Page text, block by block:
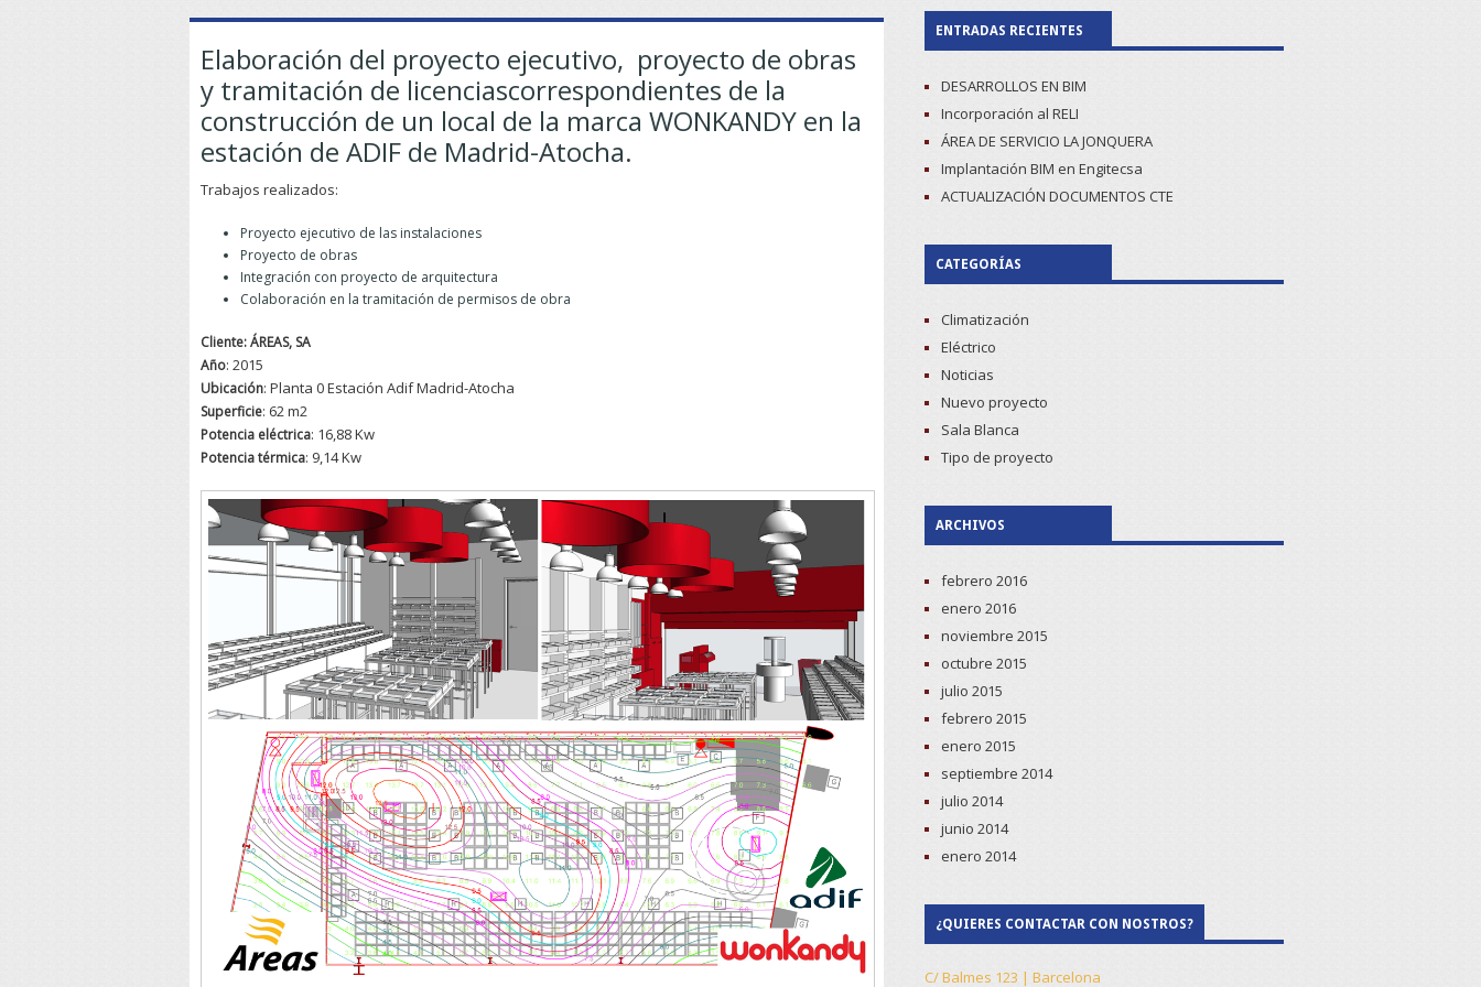
Elaboración del proyecto ejecutivo, proyecto de obras
y tramitación de licenciascorrespondientes de la
construcción de un local de la marca WONKANDY en la
estación de ADIF de Madrid-Atocha.
Trabajos realizados:
Proyecto ejecutivo de las instalaciones
Proyecto de obras
Integración con proyecto de arquitectura
Colaboración en la tramitación de permisos de obra
Cliente: ÁREAS, SA
Año: 2015
Ubicación: Planta 0 Estación Adif Madrid-Atocha
Superficie: 62 m2
Potencia eléctrica: 16,88 Kw
Potenciatérmica: 9,14 Kw
ENTRADAS RECIENTES
DESARROLLOS EN BIM
Incorporación al RELI
ÁREA DE SERVICIO LA JONQUERA
Implantación BIM en Engitecsa
ACTUALIZACIÓN DOCUMENTOS CTE
CATEGORÍAS
Climatización
Eléctrico
Noticias
Nuevo proyecto
Sala Blanca
Tipo de proyecto
ARCHIVOS
febrero 2016
enero 2016
noviembre 2015
octubre 2015
julio 2015
febrero 2015
enero 2015
septiembre 2014
julio 2014
junio 2014
enero 2014
¿QUIERES CONTACTAR CON NOSTROS?
C/ Balmes 123 | Barcelona